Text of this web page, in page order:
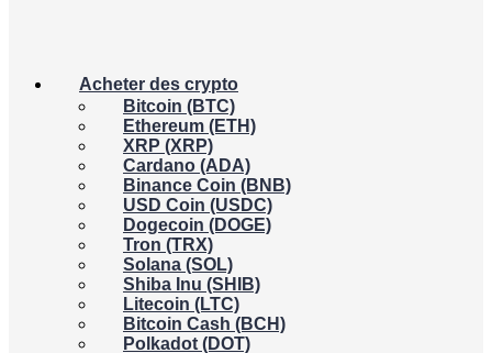
Acheter des crypto
Bitcoin (BTC)
Ethereum (ETH)
XRP (XRP)
Cardano (ADA)
Binance Coin (BNB)
USD Coin (USDC)
Dogecoin (DOGE)
Tron (TRX)
Solana (SOL)
Shiba Inu (SHIB)
Litecoin (LTC)
Bitcoin Cash (BCH)
Polkadot (DOT)